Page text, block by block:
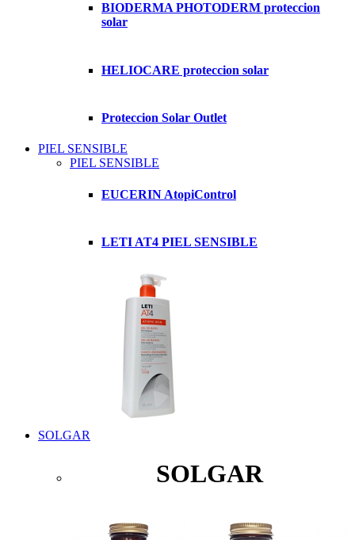
BIODERMA PHOTODERM proteccion
solar
HELIOCARE proteccion solar
Proteccion Solar Outlet
PIEL SENSIBLE
PIEL SENSIBLE
EUCERIN AtopiControl
LETI AT4 PIEL SENSIBLE
SOLGAR
SOLGAR